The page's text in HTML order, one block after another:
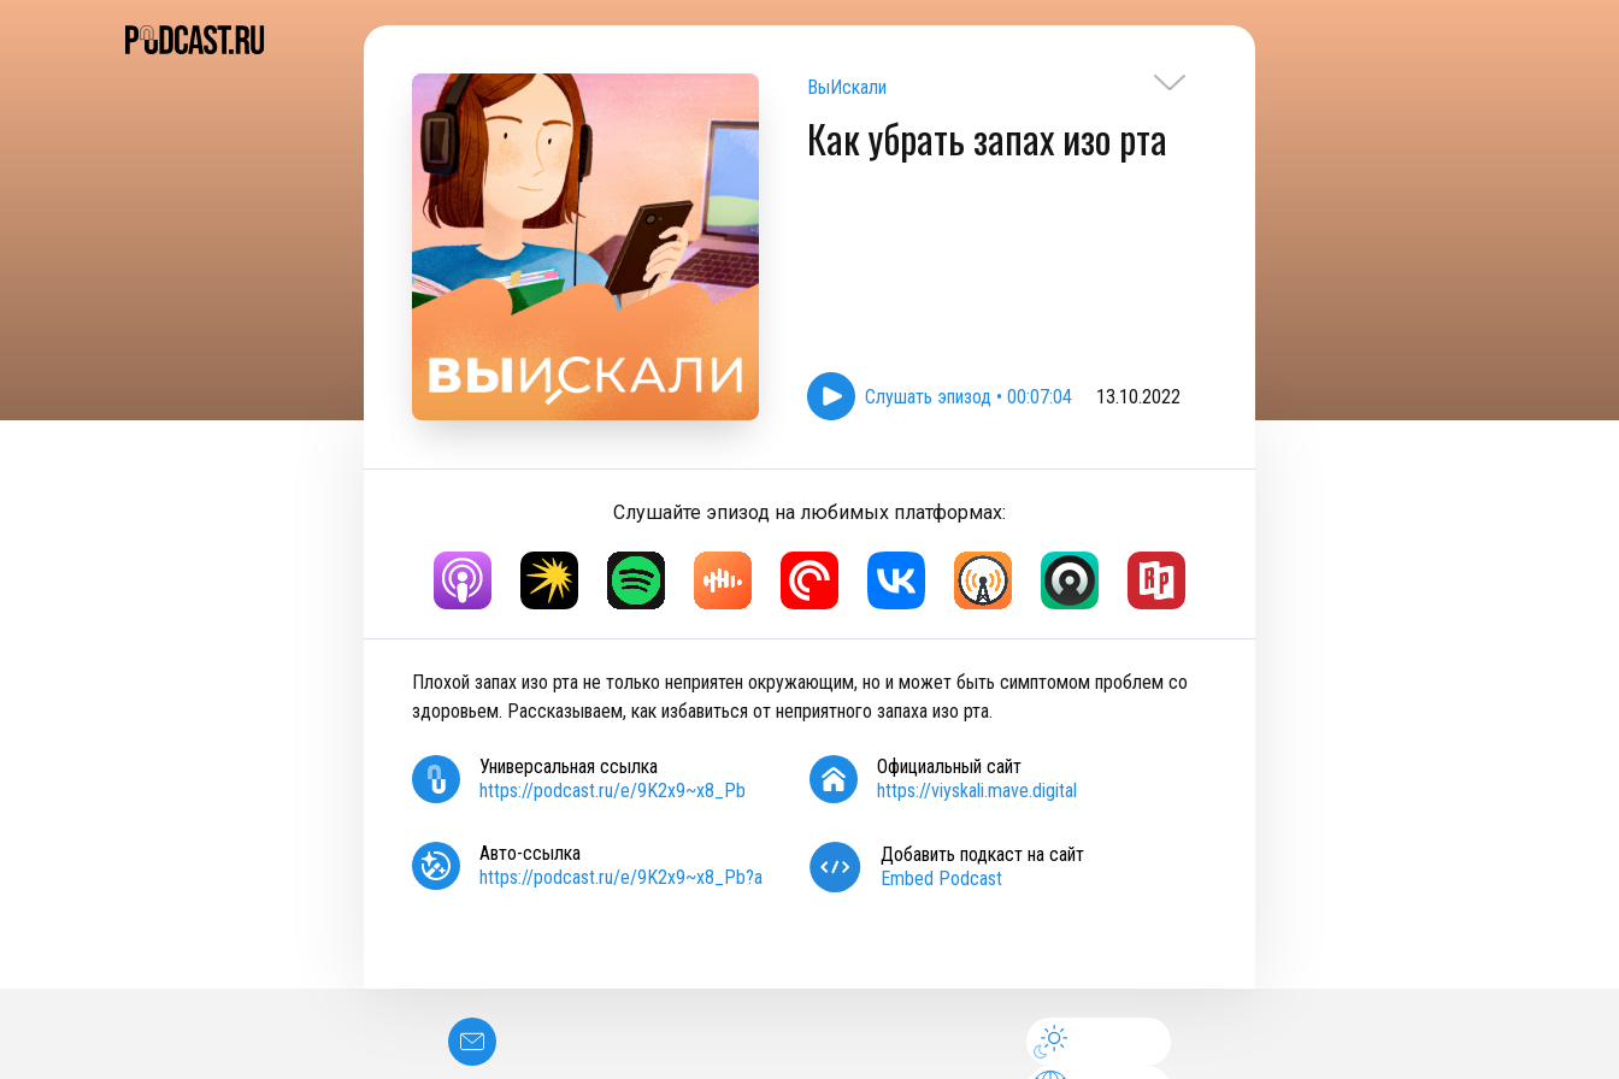
ВыИскали
Как убрать запах изо рта
Слушать эпизод • 00:07:04 13.10.2022
Слушайте эпизод на любимых платформах:
Плохой запах изо рта не только неприятен окружающим, но и может быть симптомом проблем со
здоровьем. Рассказываем, как избавиться от неприятного запаха изо рта.
Универсальная ссылка
https://podcast.ru/e/9K2x9~x8_Pb
Официальный сайт
https://viyskali.mave.digital
Авто-ссылка
https://podcast.ru/e/9K2x9~x8_Pb?a
Добавить подкаст на сайт
Embed Podcast